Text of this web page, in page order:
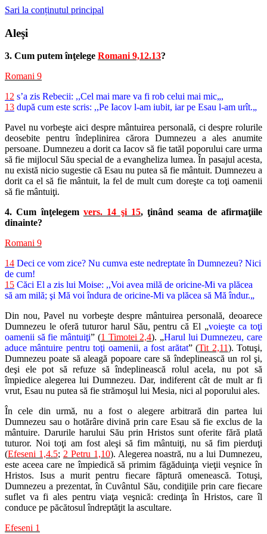
Sari la conținutul principal
Aleşi
3. Cum putem înţelege Romani 9,12.13?
Romani 9
12 s’a zis Rebecii: ,,Cel mai mare va fi rob celui mai mic„,
13 după cum este scris: ,,Pe Iacov l-am iubit, iar pe Esau l-am urît.„
Pavel nu vorbeşte aici despre mântuirea personală, ci despre rolurile
deosebite pentru îndeplinirea cărora Dumnezeu a ales anumite
persoane. Dumnezeu a dorit ca Iacov să fie tatăl poporului care urma
să fie mijlocul Său special de a evangheliza lumea. În pasajul acesta,
nu există nicio sugestie că Esau nu putea să fie mântuit. Dumnezeu a
dorit ca el să fie mântuit, la fel de mult cum doreşte ca toţi oamenii
să fie mântuiţi.
4. Cum înţelegem vers. 14 şi 15, ţinând seama de afirmaţiile
dinainte?
Romani 9
14 Deci ce vom zice? Nu cumva este nedreptate în Dumnezeu? Nici
de cum!
15 Căci El a zis lui Moise: ,,Voi avea milă de oricine-Mi va plăcea
să am milă; şi Mă voi îndura de oricine-Mi va plăcea să Mă îndur.„
Din nou, Pavel nu vorbeşte despre mântuirea personală, deoarece
Dumnezeu le oferă tuturor harul Său, pentru că El „voieşte ca toţi
oamenii să fie mântuiţi” (1 Timotei 2,4). „Harul lui Dumnezeu, care
aduce mântuire pentru toţi oamenii, a fost arătat” (Tit 2,11). Totuşi,
Dumnezeu poate să aleagă popoare care să îndeplinească un rol şi,
deşi ele pot să refuze să îndeplinească rolul acela, nu pot să
împiedice alegerea lui Dumnezeu. Dar, indiferent cât de mult ar fi
vrut, Esau nu putea să fie strămoşul lui Mesia, nici al poporului ales.
În cele din urmă, nu a fost o alegere arbitrară din partea lui
Dumnezeu sau o hotărâre divină prin care Esau să fie exclus de la
mântuire. Darurile harului Său prin Hristos sunt oferite fără plată
tuturor. Noi toţi am fost aleşi să fim mântuiţi, nu să fim pierduţi
(Efeseni 1,4.5; 2 Petru 1,10). Alegerea noastră, nu a lui Dumnezeu,
este aceea care ne împiedică să primim făgăduinţa vieţii veşnice în
Hristos. Isus a murit pentru fiecare făptură omenească. Totuşi,
Dumnezeu a prezentat, în Cuvântul Său, condiţiile prin care fiecare
suflet va fi ales pentru viaţa veşnică: credinţa în Hristos, care îl
conduce pe păcătosul îndreptăţit la ascultare.
Efeseni 1